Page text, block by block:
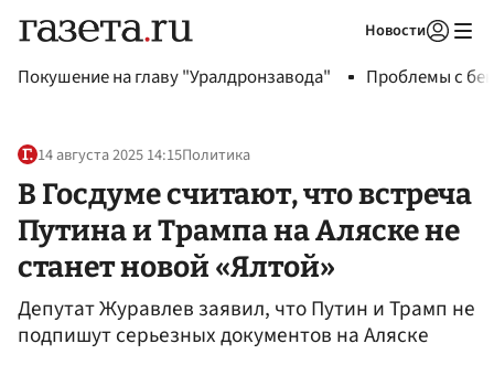
Новости
Покушение на главу "Уралдронзавода" Проблемы с
14 августа 2025 14:15Политика
В Госдуме считают, что встреча
Путина и Трампа на Аляске не
станет новой «Ялтой»
Депутат Журавлев заявил, что Путин и Трамп не
подпишут серьезных документов на Аляске